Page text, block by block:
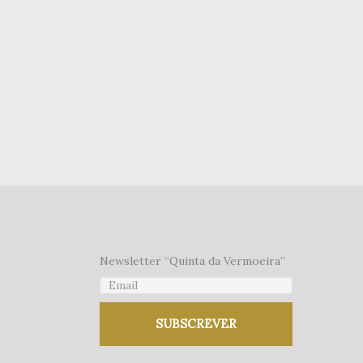
Newsletter “Quinta da Vermoeira”